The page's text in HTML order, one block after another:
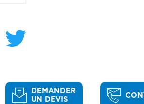
Twitter
DEMANDER
UN DEVIS